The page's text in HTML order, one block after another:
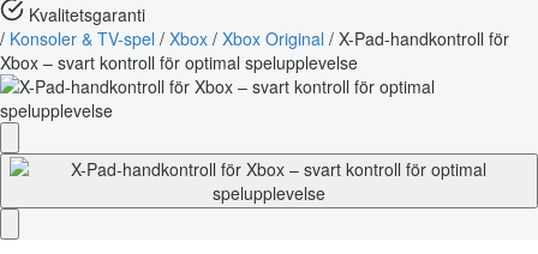
Kvalitetsgaranti
/ Konsoler & TV-spel / Xbox / Xbox Original / X-Pad-handkontroll för
Xbox – svart kontroll för optimal spelupplevelse